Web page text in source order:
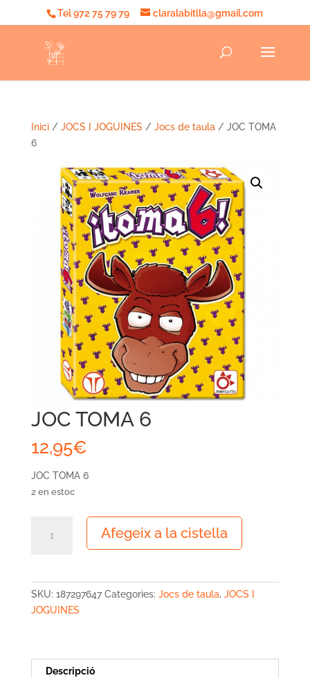
Tel 972 75 79 79 claralabitlla@gmail.com
Inici/ JOCS I JOGUINES / Jocs de taula / JOC TOMA
6
JOC TOMA 6
12,95€
JOC TOMA 6
2 en estoc
6
Afegeix a la cistella
SKU: 187297647 Categories: Jocs de taula, JOCS I
JOGUINES
Descripció